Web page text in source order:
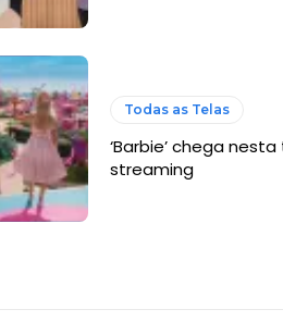
Todas as Telas
‘Barbie’ chega
streaming